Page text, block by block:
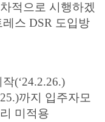
적으로 시행하겠
스 DSR 도입방
(‘24.2.26.)
까지 입주자모
미적용